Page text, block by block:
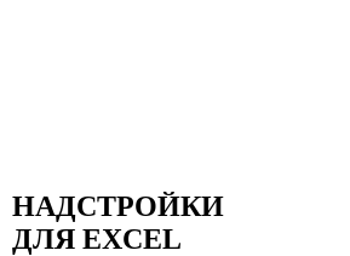
НАДСТРОЙКИ
ДЛЯ EXCEL